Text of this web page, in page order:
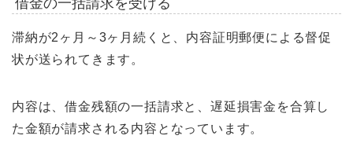
滞納が2ヶ月～3ヶ月続くと、内容証明郵便による督促
状が送られてきます。
内容は、借金残額の一括請求と、遅延損害金を合算し
た金額が請求される内容となっています。